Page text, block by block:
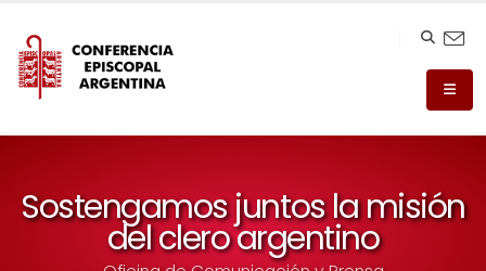
Sostengamos juntos la misión
del clero argentino